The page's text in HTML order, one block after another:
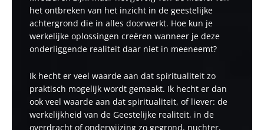
het ontbreken van het inzicht in de geestelijke
achtergrond die in alles doorwerkt. Hoe kun je
werkelijke oplossingen creëren wanneer je deze
onderliggende realiteit daar niet in meeneemt?
Ik hecht er veel waarde aan dat spiritualiteit zo
praktisch mogelijk wordt gemaakt. Ik hecht er dan
ook veel waarde aan dat spiritualiteit, of liever: de
werkelijkheid van de Geestelijke realiteit, in de
overdracht of onderwijzing zo gegrond, nuchter,